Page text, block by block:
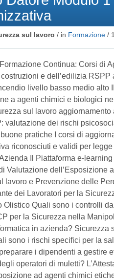
sul lavoro / in Formazione /
Continua: Corsi di
e dell’edilizia
livello basso medio alto
a agenti chimici e biologici
sul lavoro
valutazione dei rischi
pratiche I corsi di
riconosciuti e validi per
Il Piattaforma e-
Valutazione dell’Esposizione
lavoro e Prevenzione delle
dei Lavoratori per la
Olistico Quali sono i controlli
per la Sicurezza nella
in azienda? Sicurezza
sono i rischi specifici per la
i dipendenti a gestire
operatori di muletti?
ad agenti chimici